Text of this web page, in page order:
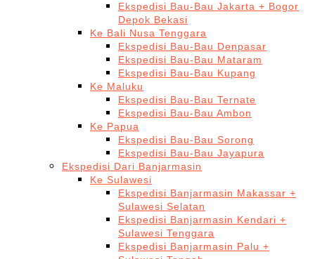
Ekspedisi Bau-Bau Jakarta + Bogor
Depok Bekasi
Ke Bali Nusa Tenggara
Ekspedisi Bau-Bau Denpasar
Ekspedisi Bau-Bau Mataram
Ekspedisi Bau-Bau Kupang
Ke Maluku
Ekspedisi Bau-Bau Ternate
Ekspedisi Bau-Bau Ambon
Ke Papua
Ekspedisi Bau-Bau Sorong
Ekspedisi Bau-Bau Jayapura
Ekspedisi Dari Banjarmasin
Ke Sulawesi
Ekspedisi Banjarmasin Makassar +
Sulawesi Selatan
Ekspedisi Banjarmasin Kendari +
Sulawesi Tenggara
Ekspedisi Banjarmasin Palu +